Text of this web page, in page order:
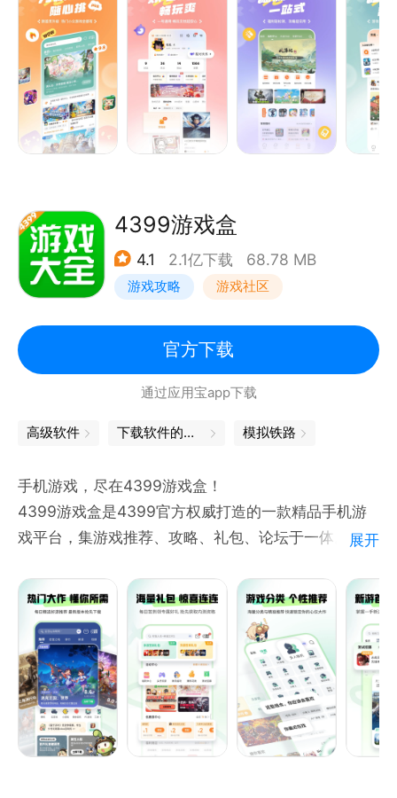
好玩又有趣的游戏社区，发现你喜欢的那一款。
【社区交友】
交流游戏中的有趣瞬间，寻找志同道合的游戏好友。
4399游戏盒
4.1 2.1亿下载 68.78 MB
游戏攻略 游戏社区
官方下载
通过应用宝app下载
高级软件 下载软件的软件 模拟铁路
手机游戏，尽在4399游戏盒！
4399游戏盒是4399官方权威打造的一款精品手机游
戏平台，集游戏推荐、攻略、礼包、论坛于一体。
展示个人风采等诸多特点，您可随时随地一键安装，十
万海量游戏经由资深玩家强力推荐、精彩的游戏视频解
说、高玩的游戏攻略评测，人气爆棚的游戏社区，让玩
家畅游其中，百玩不厌！
展开